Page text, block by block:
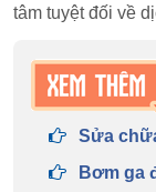
tâm tuyệt đối về
Sửa
Bơm ga